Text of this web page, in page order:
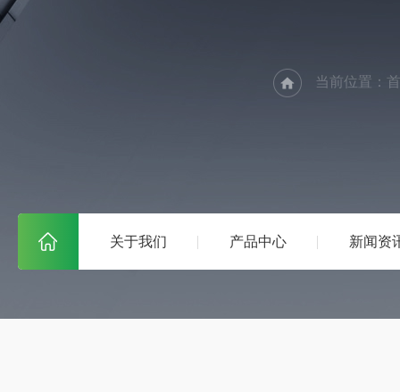
关于我们 产品中心 新闻资
当前位置：